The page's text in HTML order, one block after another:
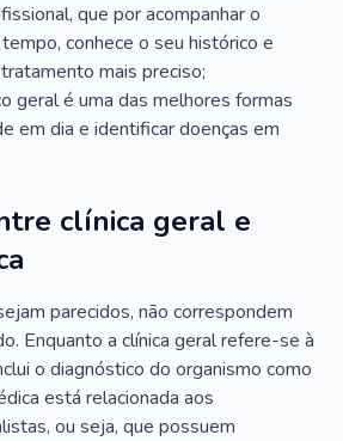
que por acompanhar o
conhece o seu histórico e
mais preciso;
geral é uma das melhores formas
em dia e identificar doenças em
clínica geral e
parecidos, não correspondem
Enquanto a clínica geral refere-se à
o diagnóstico do organismo como
está relacionada aos
ou seja, que possuem